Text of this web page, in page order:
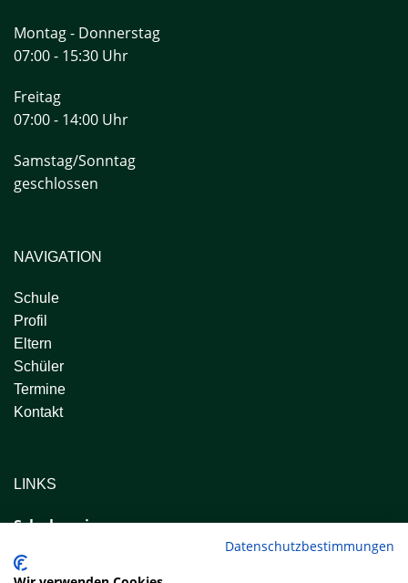
Montag - Donnerstag
07:00 - 15:30 Uhr
Freitag
07:00 - 14:00 Uhr
Samstag/Sonntag
geschlossen
NAVIGATION
Schule
Profil
Eltern
Schüler
Termine
Kontakt
LINKS
Schulverein
www.schulverein-rs-wertingen.deDatenschutzbestimmungen